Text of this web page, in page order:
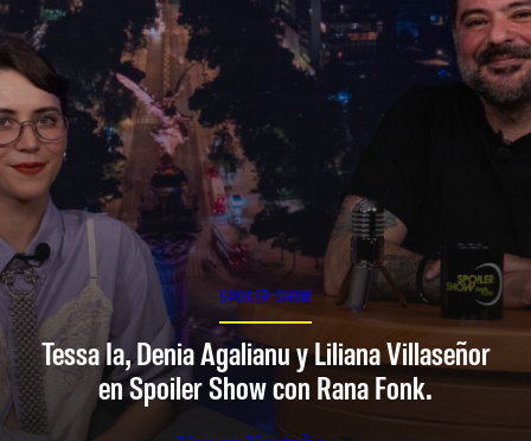
SPOILER SHOW
Tessa Ia, Denia Agalianu y Liliana Villaseñor
en Spoiler Show con Rana Fonk.